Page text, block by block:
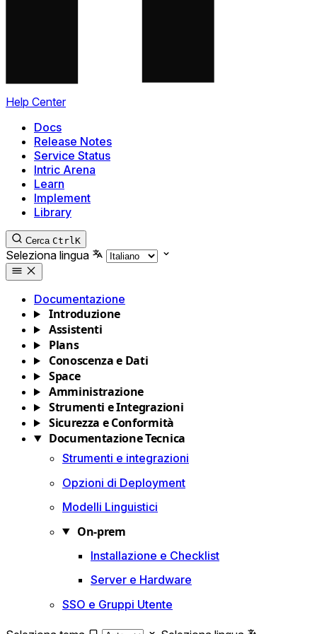
Help Center
Docs
Release Notes
Service Status
Intric Arena
Learn
Implement
Library
Cerca CtrlK
Seleziona lingua
Documentazione
Introduzione
Assistenti
Plans
Conoscenza e Dati
Space
Amministrazione
Strumenti e Integrazioni
Sicurezza e Conformità
Documentazione Tecnica
Strumenti e integrazioni
Opzioni di Deployment
Modelli Linguistici
On-prem
Installazione e Checklist
Server e Hardware
SSO e Gruppi Utente